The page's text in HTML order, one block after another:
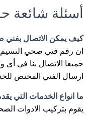
أسئلة
كيف يمكن الاتصال بفني
ان رقم فني صحي النسيم
جميعا الاتصال بنا في
ارسال الفني المختص
ما انواع الخدمات التي
يقوم بتركيب الادوات